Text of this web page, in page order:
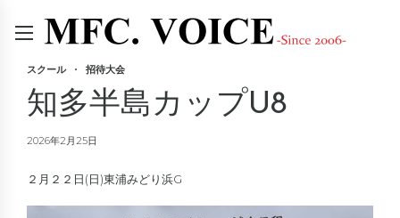
スクール 招待大会
知多半島カップU8
2026年2月25日
２月２２日(日)東浦みどり浜G